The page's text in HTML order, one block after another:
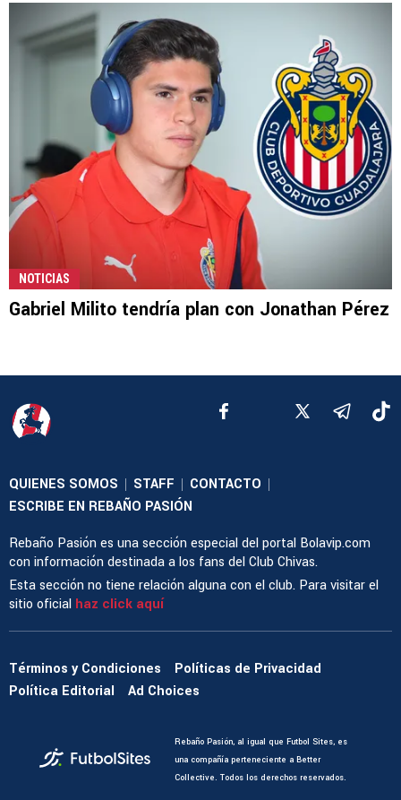
NOTICIAS
Gabriel Milito tendría plan con Jonathan Pérez
QUIENES SOMOS | STAFF | CONTACTO |
ESCRIBE EN REBAÑO PASIÓN
Rebaño Pasión es una sección especial del portal Bolavip.com
con información destinada a los fans del Club Chivas.
Esta sección no tiene relación alguna con el club. Para visitar el
sitio oficial haz click aquí
Términos y Condiciones
Políticas de Privacidad
Política Editorial
Ad Choices
Rebaño Pasión, al igual que Futbol Sites, es
una compañía perteneciente a Better
Collective. Todos los derechos reservados.